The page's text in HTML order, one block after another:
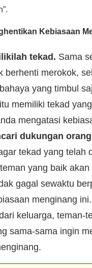
Kebiasaan
tekad. Sama
berhenti merokok,
yang timbul
memiliki tekad
mengatasi
dukungan
tekad yang telah
yang baik
gagal sewaktu
menginang
keluarga, teman-
sama-sama ingin